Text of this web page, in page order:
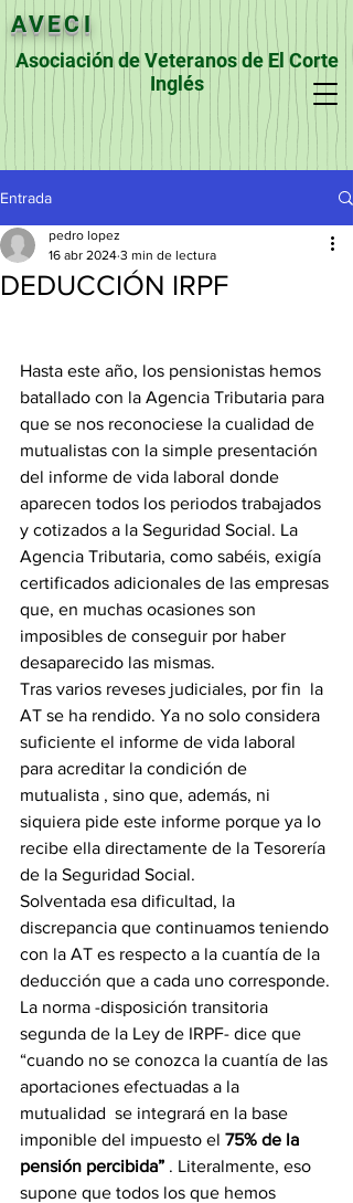
AVECI
Asociación de Veteranos de El Corte
Inglés
Entrada
DEDUCCIÓN IRPF
pedro lopez
16 abr 2024 3 min de lectura
Hasta este año, los pensionistas hemos
batallado con la Agencia Tributaria para
que se nos reconociese la cualidad de
mutualistas con la simple presentación
del informe de vida laboral donde
aparecen todos los periodos trabajados
y cotizados a la Seguridad Social. La
Agencia Tributaria, como sabéis, exigía
certificados adicionales de las empresas
que, en muchas ocasiones son
imposibles de conseguir por haber
desaparecido las mismas.
Tras varios reveses judiciales, por fin  la
AT se ha rendido. Ya no solo considera
suficiente el informe de vida laboral
para acreditar la condición de
mutualista , sino que, además, ni
siquiera pide este informe porque ya lo
recibe ella directamente de la Tesorería
de la Seguridad Social.
Solventada esa dificultad, la
discrepancia que continuamos teniendo
con la AT es respecto a la cuantía de la
deducción que a cada uno corresponde.
La norma -disposición transitoria
segunda de la Ley de IRPF- dice que
“cuando no se conozca la cuantía de las
aportaciones efectuadas a la
mutualidad  se integrará en la base
imponible del impuesto el 75% de la
pensión percibida” . Literalmente, eso
supone que todos los que hemos